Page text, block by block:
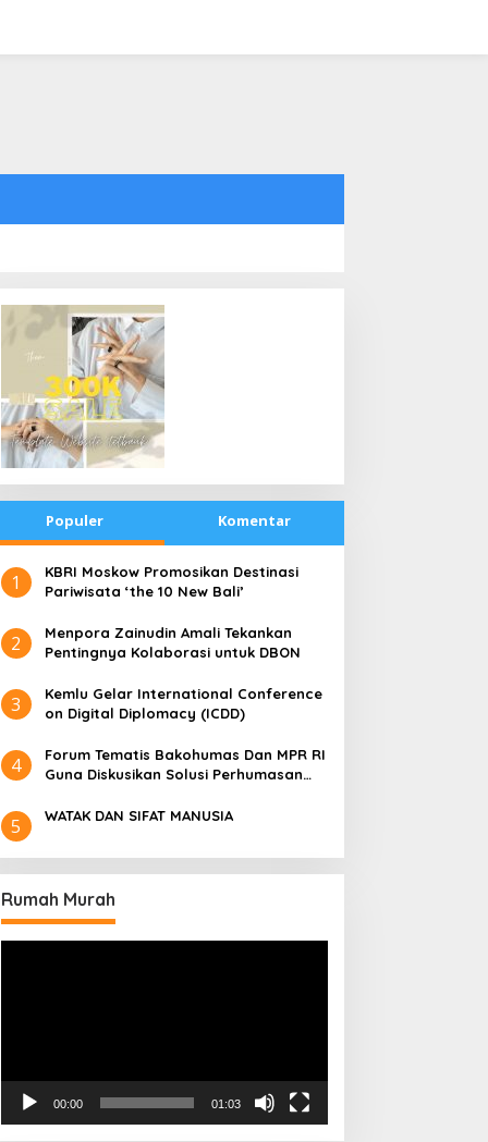
Populer Komentar
1
​KBRI Moskow Promosikan Destinasi
Pariwisata ‘the 10 New Bali’
2
​Menpora Zainudin Amali Tekankan
Pentingnya Kolaborasi untuk DBON
3
​Kemlu Gelar International Conference
on Digital Diplomacy (ICDD)
4
Forum Tematis Bakohumas Dan MPR RI
Guna Diskusikan Solusi Perhumasan
Masing
5 WATAK DAN SIFAT MANUSIA
Rumah Murah
00:00 01:03